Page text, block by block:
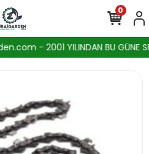
- 2001 YILINDAN BU GÜNE
0